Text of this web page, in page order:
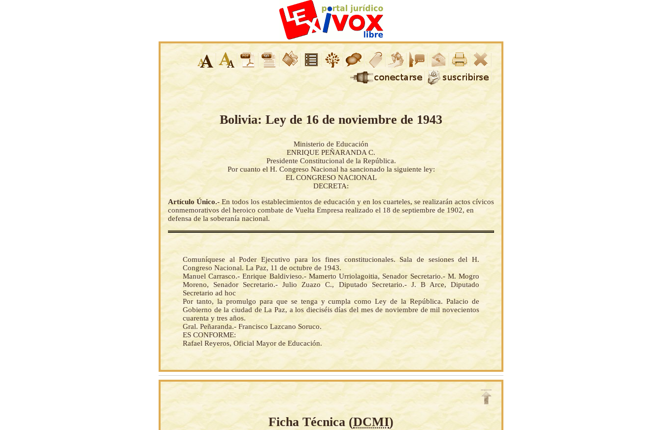
Bolivia: Ley de 16 de noviembre de 1943
Ministerio de Educación
ENRIQUE PEÑARANDA C.
Presidente Constitucional de la República.
Por cuanto el H. Congreso Nacional ha sancionado la siguiente ley:
EL CONGRESO NACIONAL
DECRETA:
Artículo Único.- En todos los establecimientos de educación y en los cuarteles, se realizarán actos cívicos
conmemorativos del heroico combate de Vuelta Empresa realizado el 18 de septiembre de 1902, en
defensa de la soberanía nacional.
Comuníquese al Poder Ejecutivo para los fines constitucionales. Sala de sesiones del H.
Congreso Nacional. La Paz, 11 de octubre de 1943.
Manuel Carrasco.- Enrique Baldivieso.- Mamerto Urriolagoitia, Senador Secretario.- M. Mogro
Moreno, Senador Secretario.- Julio Zuazo C., Diputado Secretario.- J. B Arce, Diputado
Secretario ad hoc
Por tanto, la promulgo para que se tenga y cumpla como Ley de la República. Palacio de
Gobierno de la ciudad de La Paz, a los dieciséis días del mes de noviembre de mil novecientos
cuarenta y tres años.
Gral. Peñaranda.- Francisco Lazcano Soruco.
ES CONFORME:
Rafael Reyeros, Oficial Mayor de Educación.
Ficha Técnica (DCMI)